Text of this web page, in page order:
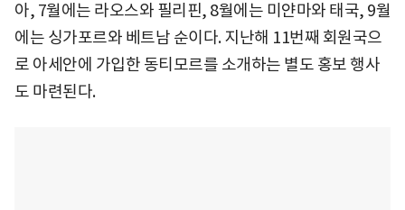
아, 7월에는 라오스와 필리핀, 8월에는 미얀마와 태국, 9월
에는 싱가포르와 베트남 순이다. 지난해 11번째 회원국으
로 아세안에 가입한 동티모르를 소개하는 별도 홍보 행사
도 마련된다.